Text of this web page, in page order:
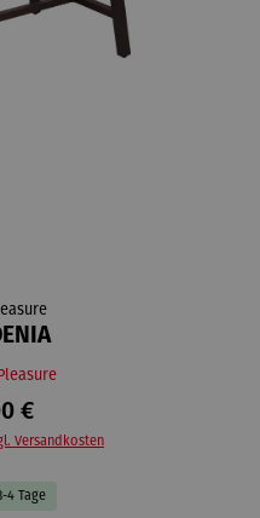
€
Versandkosten
4 Tage